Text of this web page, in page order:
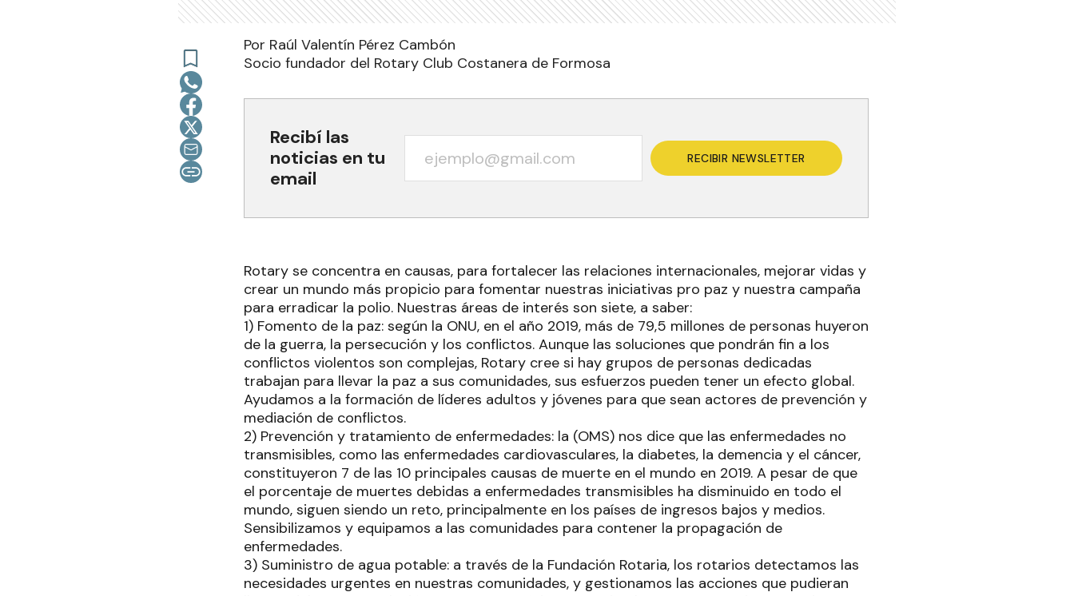
Por Raúl Valentín Pérez Cambón
Socio fundador del Rotary Club Costanera de Formosa
Recibí las
noticias en tu
email
RECIBIR NEWSLETTER
Rotary se concentra en causas, para fortalecer las relaciones internacionales, mejorar vidas y
crear un mundo más propicio para fomentar nuestras iniciativas pro paz y nuestra campaña
para erradicar la polio. Nuestras áreas de interés son siete, a saber:
1) Fomento de la paz: según la ONU, en el año 2019, más de 79,5 millones de personas huyeron
de la guerra, la persecución y los conflictos. Aunque las soluciones que pondrán fin a los
conflictos violentos son complejas, Rotary cree si hay grupos de personas dedicadas
trabajan para llevar la paz a sus comunidades, sus esfuerzos pueden tener un efecto global.
Ayudamos a la formación de líderes adultos y jóvenes para que sean actores de prevención y
mediación de conflictos.
2) Prevención y tratamiento de enfermedades: la (OMS) nos dice que las enfermedades no
transmisibles, como las enfermedades cardiovasculares, la diabetes, la demencia y el cáncer,
constituyeron 7 de las 10 principales causas de muerte en el mundo en 2019. A pesar de que
el porcentaje de muertes debidas a enfermedades transmisibles ha disminuido en todo el
mundo, siguen siendo un reto, principalmente en los países de ingresos bajos y medios.
Sensibilizamos y equipamos a las comunidades para contener la propagación de
enfermedades.
3) Suministro de agua potable: a través de la Fundación Rotaria, los rotarios detectamos las
necesidades urgentes en nuestras comunidades, y gestionamos las acciones que pudieran